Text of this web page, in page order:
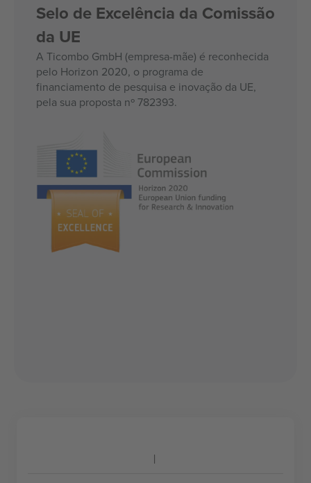
Selo de Excelência da Comissão
da UE
A Ticombo GmbH (empresa-mãe) é reconhecida
pelo Horizon 2020, o programa de
financiamento de pesquisa e inovação da UE,
pela sua proposta nº 782393.